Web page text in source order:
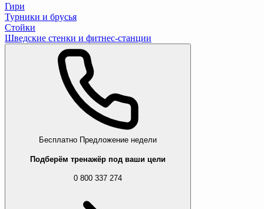
Гири
Турники и брусья
Стойки
Шведские стенки и фитнес-станции
Бесплатно Предложение недели
Подберём тренажёр под ваши цели
0 800 337 274